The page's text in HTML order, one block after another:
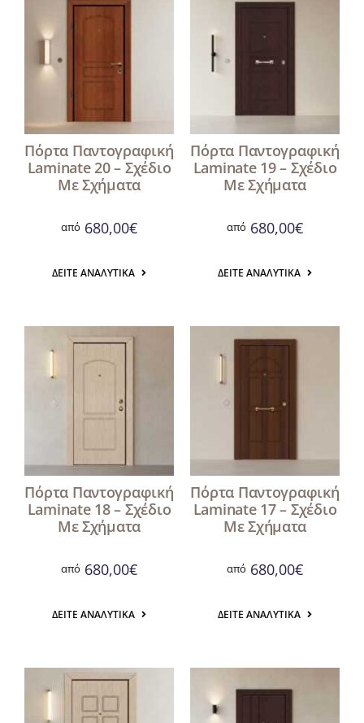
Πόρτα Παντογραφική
Laminate 20 – Σχέδιο
Με Σχήματα
από 680,00€
ΔΕΊΤΕ ΑΝΑΛΥΤΙΚΆ
Πόρτα Παντογραφική
Laminate 19 – Σχέδιο
Με Σχήματα
από 680,00€
ΔΕΊΤΕ ΑΝΑΛΥΤΙΚΆ
Πόρτα Παντογραφική
Laminate 18 – Σχέδιο
Με Σχήματα
από 680,00€
ΔΕΊΤΕ ΑΝΑΛΥΤΙΚΆ
Πόρτα Παντογραφική
Laminate 17 – Σχέδιο
Με Σχήματα
από 680,00€
ΔΕΊΤΕ ΑΝΑΛΥΤΙΚΆ